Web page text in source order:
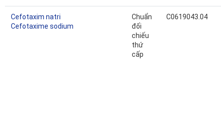
Cefotaxim natri
Cefotaxime sodium
Chuẩn
đối
chiếu
thứ
cấp
C0619043.04